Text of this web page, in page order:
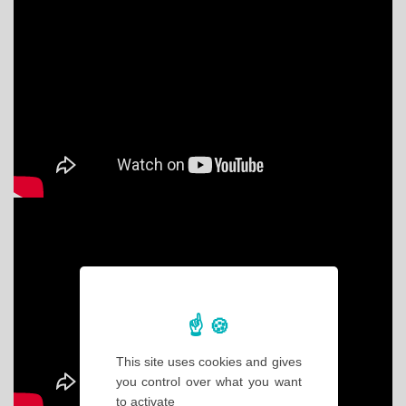
This site uses cookies and gives
you control over what you want
to activate